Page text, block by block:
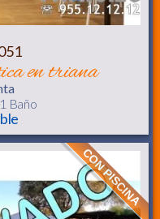
en triana
1 Baño
CON PISCINA